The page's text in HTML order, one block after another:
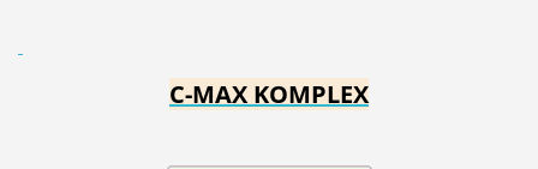
C-MAX KOMPLEX